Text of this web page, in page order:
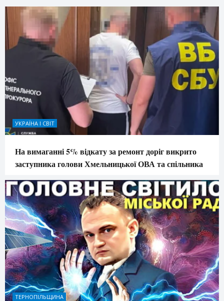
УКРАЇНА І СВІТ
На вимаганні 5% відкату за ремонт доріг викрито
заступника голови Хмельницької ОВА та спільника
ТЕРНОПІЛЬЩИНА